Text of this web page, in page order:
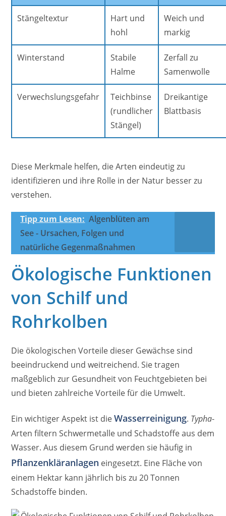
Stängeltextur
Hart und
hohl
Weich und
markig
Winterstand
Stabile
Halme
Zerfall zu
Samenwolle
Verwechslungsgefahr
Teichbinse
(rundlicher
Stängel)
Dreikantige
Blattbasis
Diese Merkmale helfen, die Arten eindeutig zu
identifizieren und ihre Rolle in der Natur besser zu
verstehen.
Tipp zum Lesen: Algenblüten am
See - Ursachen, Folgen und
natürliche Gegenmaßnahmen
Ökologische Funktionen
von Schilf und
Rohrkolben
Die ökologischen Vorteile dieser Gewächse sind
beeindruckend und weitreichend. Sie tragen
maßgeblich zur Gesundheit von Feuchtgebieten bei
und bieten zahlreiche Vorteile für die Umwelt.
Ein wichtiger Aspekt ist dieWasserreinigung. Typha-
Arten filtern Schwermetalle und Schadstoffe aus dem
Wasser. Aus diesem Grund werden sie häufig in
Pflanzenkläranlagen eingesetzt. Eine Fläche von
einem Hektar kann jährlich bis zu 20 Tonnen
Schadstoffe binden.